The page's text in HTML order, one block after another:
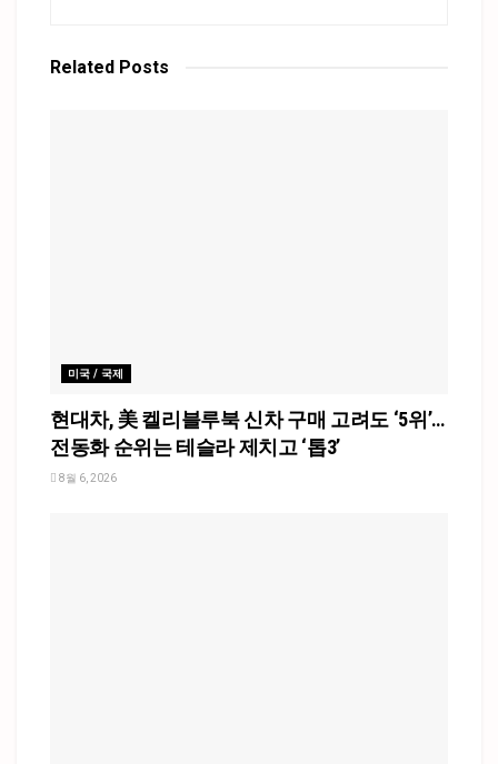
Related Posts
미국 / 국제
현대차, 美 켈리블루북 신차 구매 고려도 ‘5위’…
전동화 순위는 테슬라 제치고 ‘톱3’
8월 6, 2026